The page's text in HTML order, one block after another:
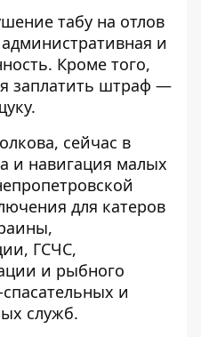
табу на отлов
и
Кроме того,
заплатить штраф —
сейчас в
и навигация малых
для катеров
ГСЧС,
и рыбного
и
служб.